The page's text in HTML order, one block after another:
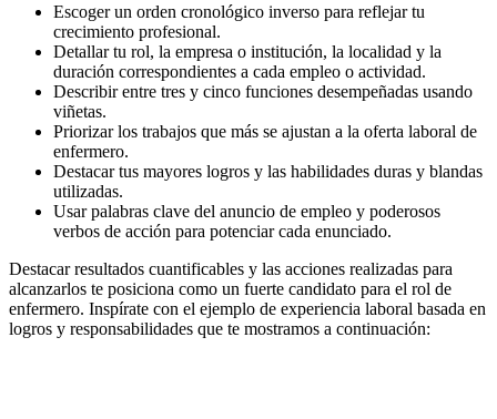
Escoger un orden cronológico inverso para reflejar tu
crecimiento profesional.
Detallar tu rol, la empresa o institución, la localidad y la
duración correspondientes a cada empleo o actividad.
Describir entre tres y cinco funciones desempeñadas usando
viñetas.
Priorizar los trabajos que más se ajustan a la oferta laboral de
enfermero.
Destacar tus mayores logros y las habilidades duras y blandas
utilizadas.
Usar palabras clave del anuncio de empleo y poderosos
verbos de acción para potenciar cada enunciado.
Destacar resultados cuantificables y las acciones realizadas para
alcanzarlos te posiciona como un fuerte candidato para el rol de
enfermero. Inspírate con el ejemplo de experiencia laboral basada en
logros y responsabilidades que te mostramos a continuación: